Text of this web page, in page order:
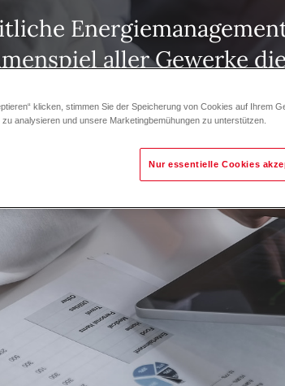
aller Gewerke
klicken, stimmen Sie der Speicherung von Cookies auf Ihrem
analysieren und unsere Marketingbemühungen zu unterstützen.
Nur essentielle Cookies